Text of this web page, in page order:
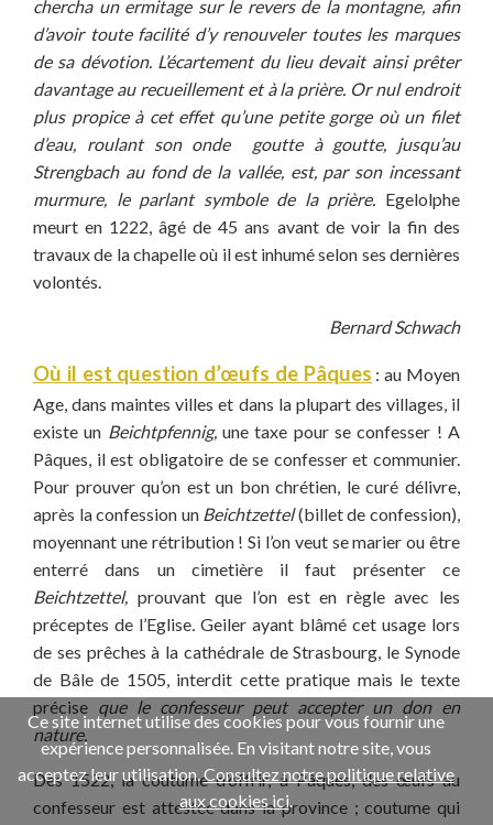
chercha un ermitage sur le revers de la montagne, afin
d’avoir toute facilité d’y renouveler toutes les marques
de sa dévotion. L’écartement du lieu devait ainsi prêter
davantage au recueillement et à la prière. Or nul endroit
plus propice à cet effet qu’une petite gorge où un filet
d’eau, roulant son onde goutte à goutte, jusqu’au
Strengbach au fond de la vallée, est, par son incessant
murmure, le parlant symbole de la prière. Egelolphe
meurt en 1222, âgé de 45 ans avant de voir la fin des
travaux de la chapelle où il est inhumé selon ses dernières
volontés.
BernardSchwach
Où il est question d’œufs de Pâques : au Moyen
Age, dans maintes villes et dans la plupart des villages, il
existe un Beichtpfennig,une taxe pour se confesser ! A
Pâques, il est obligatoire de se confesser et communier.
Pour prouver qu’on est un bon chrétien, le curé délivre,
après la confession un Beichtzettel(billet de confession),
moyennant une rétribution ! Si l’on veut se marier ou être
enterré dans un cimetière il faut présenter ce
Beichtzettel, prouvant que l’on est en règle avec les
préceptes de l’Eglise. Geiler ayant blâmé cet usage lors
de ses prêches à la cathédrale de Strasbourg, le Synode
de Bâle de 1505, interdit cette pratique mais le texte
précise que le confesseur peut accepter un don en
nature.
Dès 1522, la coutume d’offrir, à Pâques, des œufs au
confesseur est attestée dans la province ; coutume qui
Ce site internet utilise des cookies pour vous fournir une
expérience personnalisée. En visitant notre site, vous
acceptez leur utilisation.Consultez notre politique relative
aux cookies ici.